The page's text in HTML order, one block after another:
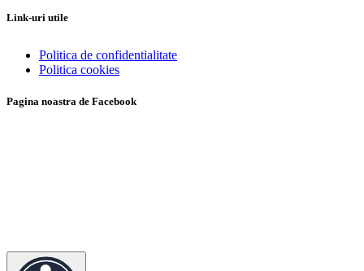
Link-uri utile
Politica de confidentialitate
Politica cookies
Pagina noastra de Facebook